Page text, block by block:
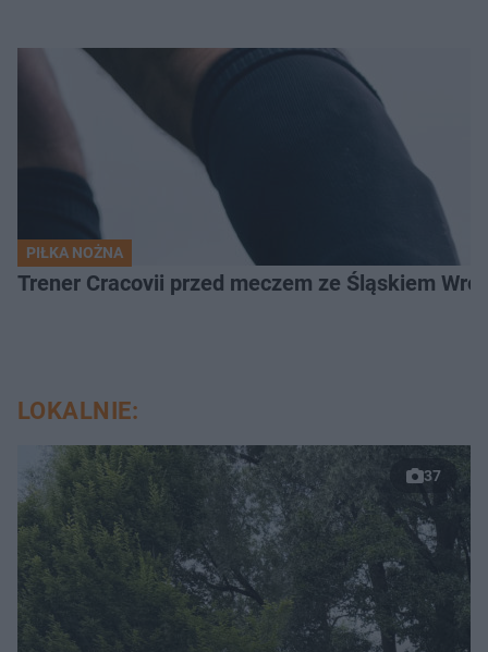
PIŁKA NOŻNA
Trener Cracovii przed meczem ze Śląskiem
LOKALNIE:
37